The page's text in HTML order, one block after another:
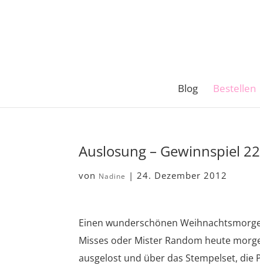
Blog Bestellen
Auslosung – Gewinnspiel
von Nadine |24. Dezember 2012
Einen wunderschönen
Misses oder Mister Random heute
ausgelost und über das Stempelset,